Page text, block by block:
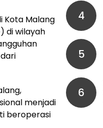
Kota Malang
di wilayah
menjadi
beroperasi
4
5
6